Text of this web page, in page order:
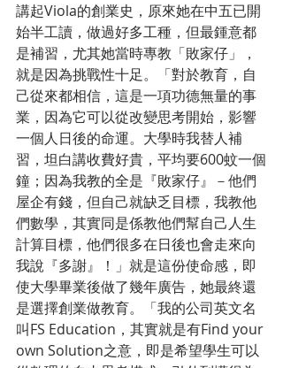
講起Viola的創業史，原來她在中五已開
始半工讀，做過好多工種，但最鍾意都
是補習，尤其她當時專教「敗家仔」，
就是因為挑戰性十足。「對於教育，自
己從來都相信，這是一項功德無量的事
業，因為它可以從改變思考開始，影響
一個人日後的命運。大學時我替人補
習，坦白講收費好貴，平均要600蚊一個
鐘；因為我教的全是『敗家仔』－他們
屋企有錢，但自己就缺乏目標，我教他
們數學，其實同是係教他們幫自己人生
計算目標，他們很多在日後也會走來向
我說『多謝』！」就是這份使命感，即
使大學畢業後做了幾年廣告，她最終還
是選擇創業做教育。「我的公司英文名
叫FS Education，其實就是有Find your
own Solution之意，即是希望學生可以